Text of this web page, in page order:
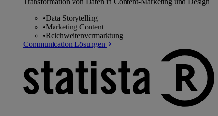
•Data Storytelling
•Marketing Content
•Reichweitenvermarktung
Communication Lösungen